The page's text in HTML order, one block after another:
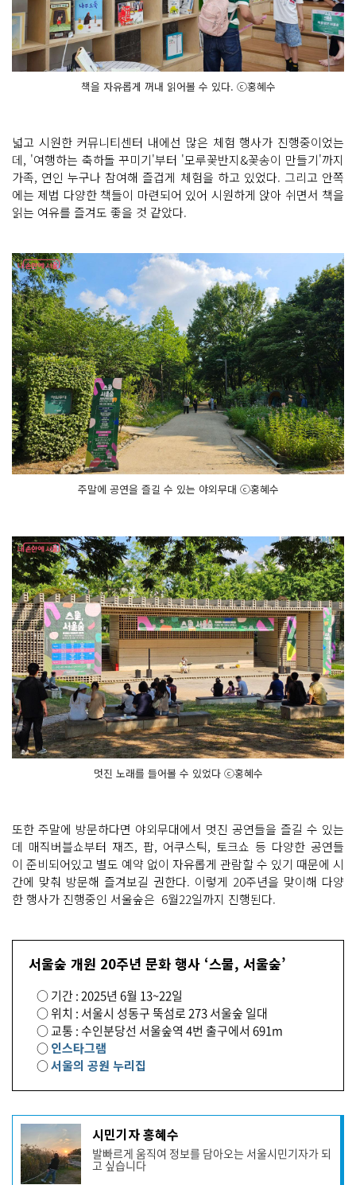
책을 자유롭게 꺼내 읽어볼 수 있다. ⓒ홍혜수
넓고 시원한 커뮤니티센터 내에선 많은 체험 행사가 진행중이었는
데, '여행하는 축하돌 꾸미기'부터 '모루꽃반지&꽃송이 만들기'까지
가족, 연인 누구나 참여해 즐겁게 체험을 하고 있었다. 그리고 안쪽
에는 제법 다양한 책들이 마련되어 있어 시원하게 앉아 쉬면서 책을
읽는 여유를 즐겨도 좋을 것 같았다.
주말에 공연을 즐길 수 있는 야외무대 ⓒ홍혜수
멋진 노래를 들어볼 수 있었다 ⓒ홍혜수
또한 주말에 방문하다면 야외무대에서 멋진 공연들을 즐길 수 있는
데 매직버블쇼부터 재즈, 팝, 어쿠스틱, 토크쇼 등 다양한 공연들
이 준비되어있고 별도 예약 없이 자유롭게 관람할 수 있기 때문에 시
간에 맞춰 방문해 즐겨보길 권한다. 이렇게 20주년을 맞이해 다양
한 행사가 진행중인 서울숲은 6월22일까지 진행된다.
서울숲 개원 20주년 문화 행사 ‘스물, 서울숲’
○ 기간 : 2025년 6월 13~22일
○ 위치 : 서울시 성동구 뚝섬로 273 서울숲 일대
○ 교통 : 수인분당선 서울숲역 4번 출구에서 691m
○인스타그램
○서울의 공원 누리집
기
사
작
성
시민기자 홍혜수
발빠르게 움직여 정보를 담아오는 서울시민기자가 되
고 싶습니다